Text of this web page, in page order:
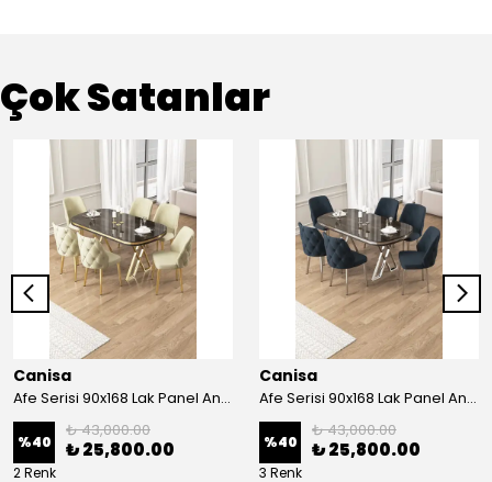
Çok Satanlar
Canisa
Afe Serisi 90x168 Lak Panel Antrasit İroni Masa ve 6 Sandalye Gold Kaplama Ayak
%40
₺ 43,000.00
₺ 25,800.00
2 Renk
Canisa
Afe Serisi 90x168 Lak Panel Antrasit İroni Masa ve 6 Sandalye Krom Kaplama Ayak
%40
₺ 43,000.00
₺ 25,800.00
3 Renk